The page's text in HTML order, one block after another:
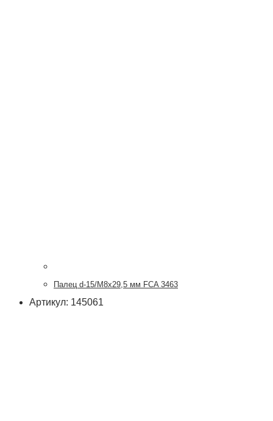
Палец d-15/М8х29,5 мм FCA 3463
Артикул: 145061